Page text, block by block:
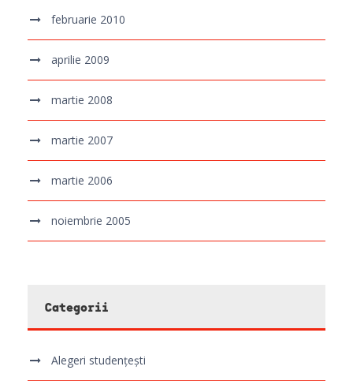
februarie 2010
aprilie 2009
martie 2008
martie 2007
martie 2006
noiembrie 2005
Categorii
Alegeri studențești